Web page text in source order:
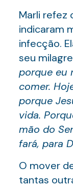
Marli refez
indicaram
infecção.
seu
porque eu
comer.
porque
vida.
mão do
fará, para
O mover
tantas